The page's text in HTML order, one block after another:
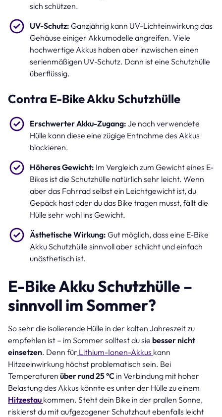
sich schützen.
UV-Schutz: Ganzjährig kann UV-Lichteinwirkung das
Gehäuse einiger Akkumodelle angreifen. Viele
hochwertige Akkus haben aber inzwischen einen
serienmäßigen UV-Schutz. Dann ist eine Schutzhülle
überflüssig.
Contra E-Bike Akku Schutzhülle
Erschwerter Akku-Zugang: Je nach verwendete
Hülle kann diese eine zügige Entnahme des Akkus
blockieren.
Höheres Gewicht: Im Vergleich zum Gewicht eines E-
Bikes ist die Schutzhülle natürlich sehr leicht. Wenn
aber das Fahrrad selbst ein Leichtgewicht ist, du
Gepäck hast oder du das Bike tragen musst, fällt die
Hülle sehr wohl ins Gewicht.
Ästhetische Wirkung: Gut möglich, dass eine E-Bike
Akku Schutzhülle sinnvoll aber schlicht und einfach
unästhetisch ist.
E-Bike Akku Schutzhülle –
sinnvoll im Sommer?
So sehr die isolierende Hülle in der kalten Jahreszeit zu
empfehlen ist – im Sommer solltest du sie besser nicht
einsetzen. Denn für Lithium-Ionen-Akkus kann
Hitzeeinwirkung höchst problematisch sein. Bei
Temperaturen über rund 25 °C in Verbindung mit hoher
Belastung des Akkus könnte es unter der Hülle zu einem
Hitzestau kommen. Steht dein Bike in der prallen Sonne,
riskierst du mit aufgezogener Schutzhaut ebenfalls leicht